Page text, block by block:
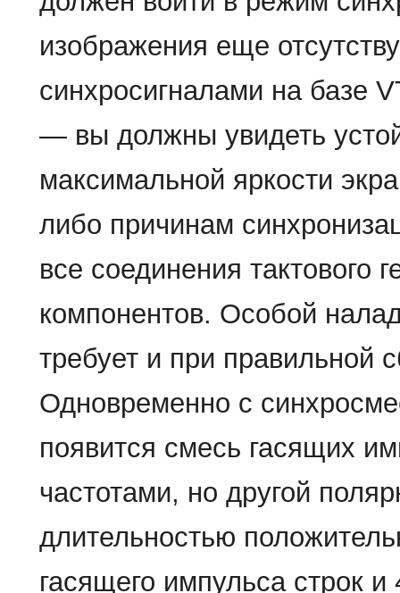
изображения еще
синхросигналами на базе
— вы должны увидеть
максимальной яркости
либо причинам
все соединения тактового
компонентов. Особой
требует и при правильной
Одновременно с
появится смесь гасящих
частотами, но другой
длительностью
гасящего импульса строк